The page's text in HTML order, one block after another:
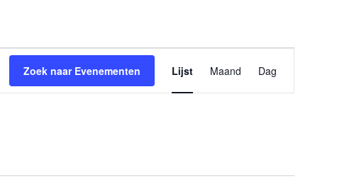
Zoek naar Evenementen
weergaven
navigatie
Lijst Maand Dag